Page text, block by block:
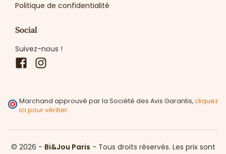
Politique de confidentialité
Social
Suivez-nous !
Facebook
Marchand approuvé par la Société des Avis Garantis,cliquez
ici pour vérifier.
© 2026 - Bi&Jou Paris - Tous droits réservés. Les prix sont